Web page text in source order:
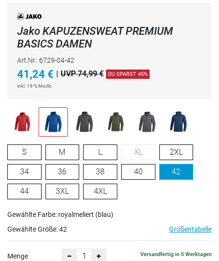
Jako KAPUZENSWEAT PREMIUM
BASICS DAMEN
Art.Nr.: 6729-04-42
41,24 € UVP 74,99 € DU SPARST 45%
inkl. 19 % MwSt.
S M L XL 2XL
34 36 38 40 42
44 3XL 4XL
Gewählte Farbe: royalmeliert (blau)
Gewählte Größe:42 Größentabelle
Menge Versandfertig in 5 Werktagen